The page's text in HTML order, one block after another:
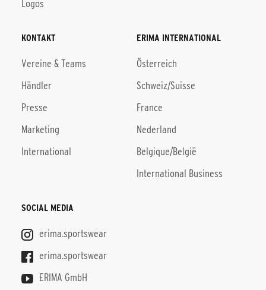
Logos
KONTAKT
Vereine & Teams
Händler
Presse
Marketing
International
ERIMA INTERNATIONAL
Österreich
Schweiz/Suisse
France
Nederland
Belgique/België
International Business
SOCIAL MEDIA
erima.sportswear
erima.sportswear
ERIMA GmbH